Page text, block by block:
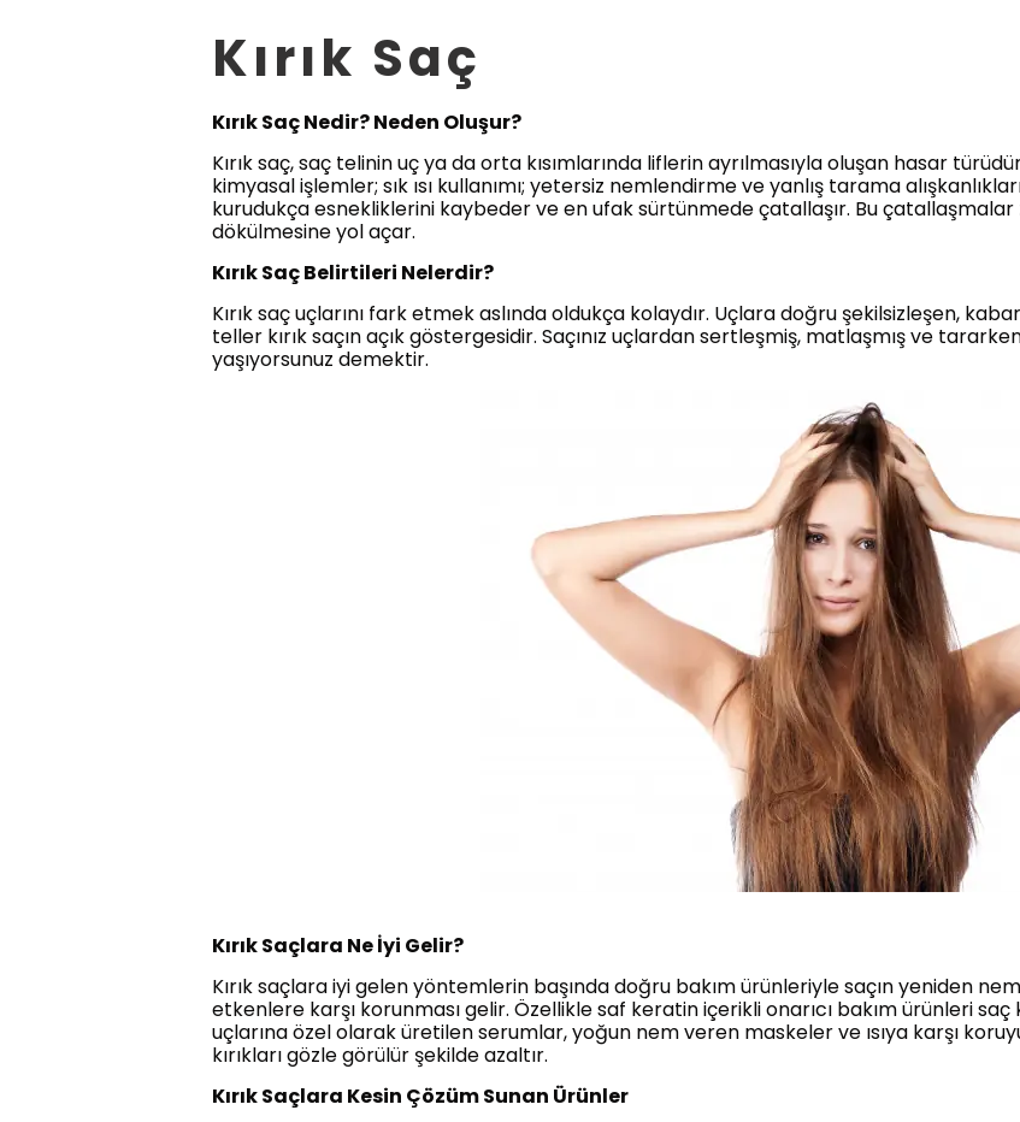
Kırık Saç
Kırık Saç Nedir? Neden Oluşur?
Kırık saç, saç telinin uç ya da orta kısımlarında liflerin ayrılmasıyla oluşan hasar
kimyasal işlemler; sık ısı kullanımı; yetersiz nemlendirme ve yanlış tarama
kurudukça esnekliklerini kaybeder ve en ufak sürtünmede çatallaşır. Bu çatallaşmalar
dökülmesine yol açar.
Kırık Saç Belirtileri Nelerdir?
Kırık saç uçlarını fark etmek aslında oldukça kolaydır. Uçlara doğru şekilsizleşen,
teller kırık saçın açık göstergesidir. Saçınız uçlardan sertleşmiş, matlaşmış ve
yaşıyorsunuz demektir.
Kırık Saçlara Ne İyi Gelir?
Kırık saçlara iyi gelen yöntemlerin başında doğru bakım ürünleriyle saçın yeniden
etkenlere karşı korunması gelir. Özellikle saf keratin içerikli onarıcı bakım ürünleri saç
uçlarına özel olarak üretilen serumlar, yoğun nem veren maskeler ve ısıya karşı
kırıkları gözle görülür şekilde azaltır.
Kırık Saçlara Kesin Çözüm Sunan Ürünler